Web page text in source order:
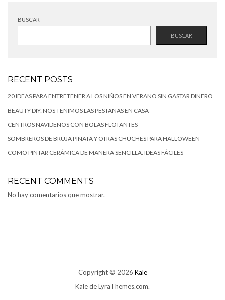
BUSCAR
BUSCAR
RECENT POSTS
20 IDEAS PARA ENTRETENER A LOS NIÑOS EN VERANO SIN GASTAR DINERO
BEAUTY DIY: NOS TEÑIMOS LAS PESTAÑAS EN CASA
CENTROS NAVIDEÑOS CON BOLAS FLOTANTES
SOMBREROS DE BRUJA PIÑATA Y OTRAS CHUCHES PARA HALLOWEEN
COMO PINTAR CERÁMICA DE MANERA SENCILLA. IDEAS FÁCILES
RECENT COMMENTS
No hay comentarios que mostrar.
Copyright © 2026 Kale
Kalede LyraThemes.com.